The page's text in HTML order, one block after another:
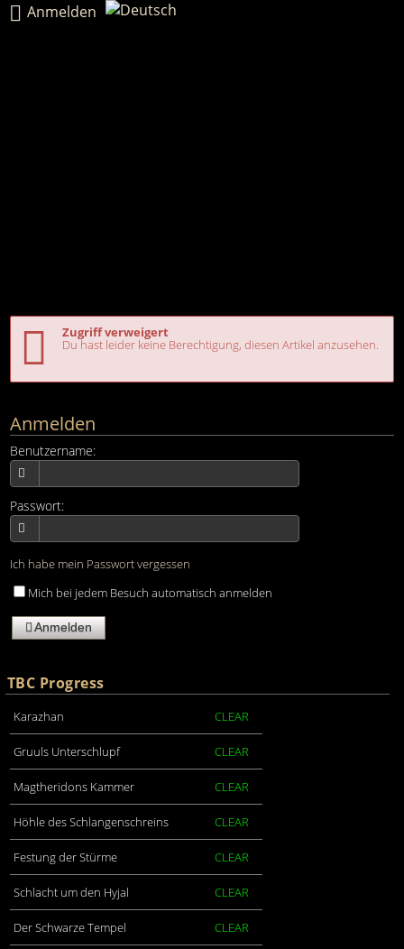
Anmelden
Zugriff verweigert
Du hast leider keine Berechtigung, diesen Artikel anzusehen.
Anmelden
Benutzername:
Passwort:
Ich habe mein Passwort vergessen
Mich bei jedem Besuch automatisch anmelden
Anmelden
TBC Progress
Karazhan CLEAR
Gruuls Unterschlupf CLEAR
Magtheridons Kammer CLEAR
Höhle des Schlangenschreins CLEAR
Festung der Stürme CLEAR
Schlacht um den Hyjal CLEAR
Der Schwarze Tempel CLEAR